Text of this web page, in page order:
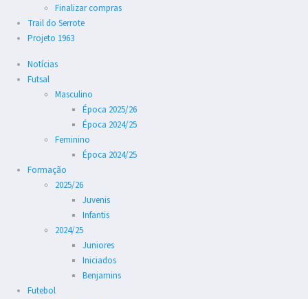
Finalizar compras
Trail do Serrote
Projeto 1963
Notícias
Futsal
Masculino
Época 2025/26
Época 2024/25
Feminino
Época 2024/25
Formação
2025/26
Juvenis
Infantis
2024/25
Juniores
Iniciados
Benjamins
Futebol